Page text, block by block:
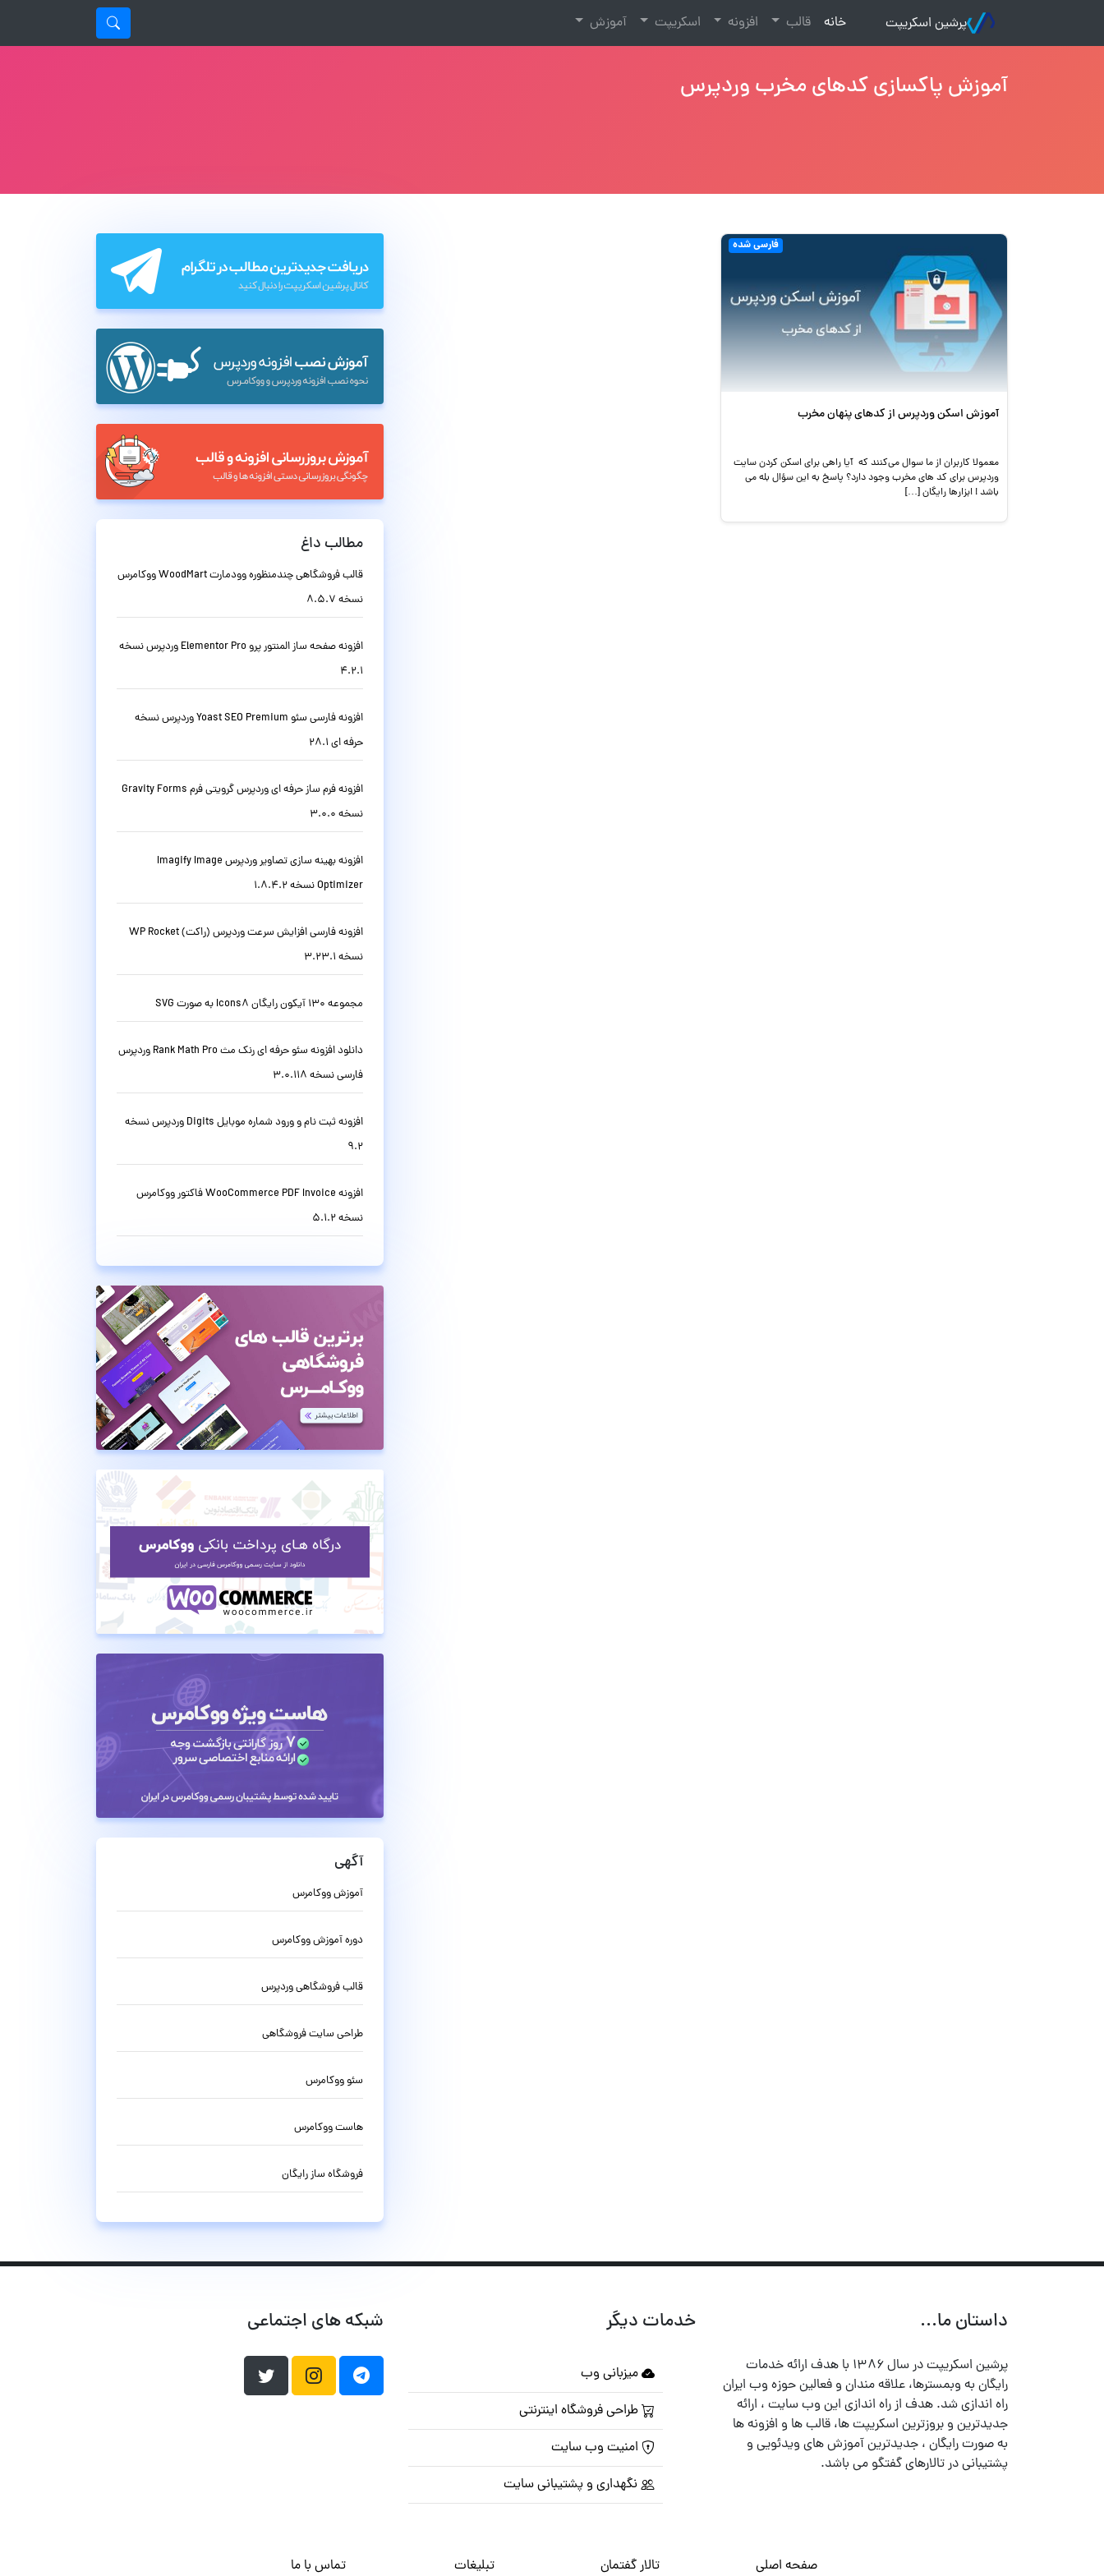
پرشین اسکریپت خانه
(current) قالب افزونه اسکریپت آموزش
آموزش پاکسازی کدهای مخرب وردپرس
فارسی شده
آموزش اسکن وردپرس از کدهای پنهان مخرب
معمولا کاربران از ما سوال می‌کنند که آیا راهی برای اسکن کردن سایت
وردپرس برای کد های مخرب وجود دارد؟ پاسخ به این سؤال بله می
باشد ! ابزارها رایگان […]
مطالب داغ
قالب فروشگاهی چندمنظوره وودمارت WoodMart ووکامرس
نسخه 8.5.7
افزونه صفحه ساز المنتور پرو Elementor Pro وردپرس نسخه
4.2.1
افزونه فارسی سئو Yoast SEO Premium وردپرس نسخه
حرفه ای 28.1
افزونه فرم ساز حرفه ای وردپرس گرویتی فرم Gravity Forms
نسخه 3.0.0
افزونه بهینه سازی تصاویر وردپرس Imagify Image
Optimizer نسخه 1.8.4.2
افزونه فارسی افزایش سرعت وردپرس (راکت) WP Rocket
نسخه 3.23.1
مجموعه 130 آیکون رایگان Icons8 به صورت SVG
دانلود افزونه سئو حرفه ای رنک مث Rank Math Pro وردپرس
فارسی نسخه 3.0.118
افزونه ثبت نام و ورود شماره موبایل Digits وردپرس نسخه
9.2
افزونه WooCommerce PDF Invoice فاکتور ووکامرس
نسخه 5.1.2
آگهی
آموزش ووکامرس
دوره آموزش ووکامرس
قالب فروشگاهی وردپرس
طراحی سایت فروشگاهی
سئو ووکامرس
هاست ووکامرس
فروشگاه ساز رایگان
داستان ما...
پرشین اسکریپت در سال ۱۳۸۶ با هدف ارائه خدمات
رایگان به وبمسترها، علاقه مندان و فعالین حوزه وب ایران
راه اندازی شد. هدف از راه اندازی این وب سایت ، ارائه
جدیدترین و بروزترین اسکریپت ها، قالب ها و افزونه ها
به صورت رایگان ، جدیدترین آموزش های ویدئویی و
پشتیبانی در تالارهای گفتگو می باشد.
خدمات دیگر
میزبانی وب
طراحی فروشگاه اینترنتی
امنیت وب سایت
نگهداری و پشتیبانی سایت
شبکه های اجتماعی
صفحه اصلی تالار گفتمان تبلیغات تماس با ما